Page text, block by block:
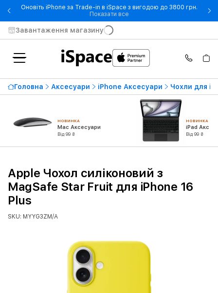
Оновіть iPhone за Trade-in в iSpace з вигодою до 3800 грн.
Показати все- Оновіть iPhone за Trade-in
Завантаження магазину
Головна Аксесуари iPhone Аксесуари Чохли для
НОВИНКА
Mac Аксесуари
Від 99 ₴
НОВИНКА
iPad
Від 99 ₴
Apple Чохол силіконовий з
MagSafe Star Fruit для iPhone 16
Plus
SKU: MYYG3ZM/A